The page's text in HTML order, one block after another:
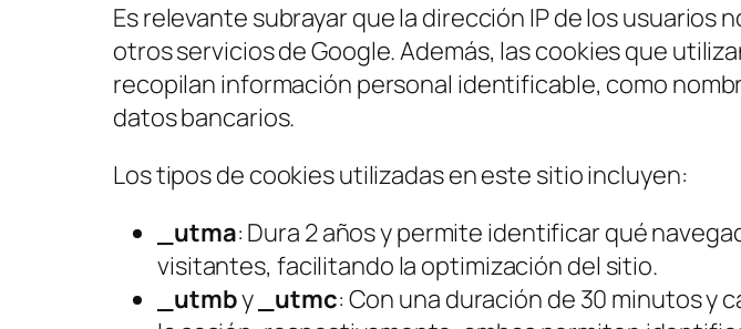
Es relevante subrayar que la dirección IP de los usuarios
otros servicios de Google. Además, las cookies que
recopilan información personal identificable, como
datos bancarios.
Los tipos de cookies utilizadas en este sitio incluyen:
_utma: Dura 2 años y permite identificar qué
visitantes, facilitando la optimización del sitio.
_utmby _utmc: Con una duración de 30 minutos y